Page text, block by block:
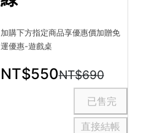
加購下方指定商品享優惠價加贈免
運優惠-遊戲桌
NT$550NT$690
直接結帳